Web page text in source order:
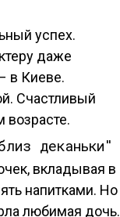
успех.
даже
в Киеве.
Счастливый
возрасте.
вкладывая в
напитками. Но
любимая дочь.